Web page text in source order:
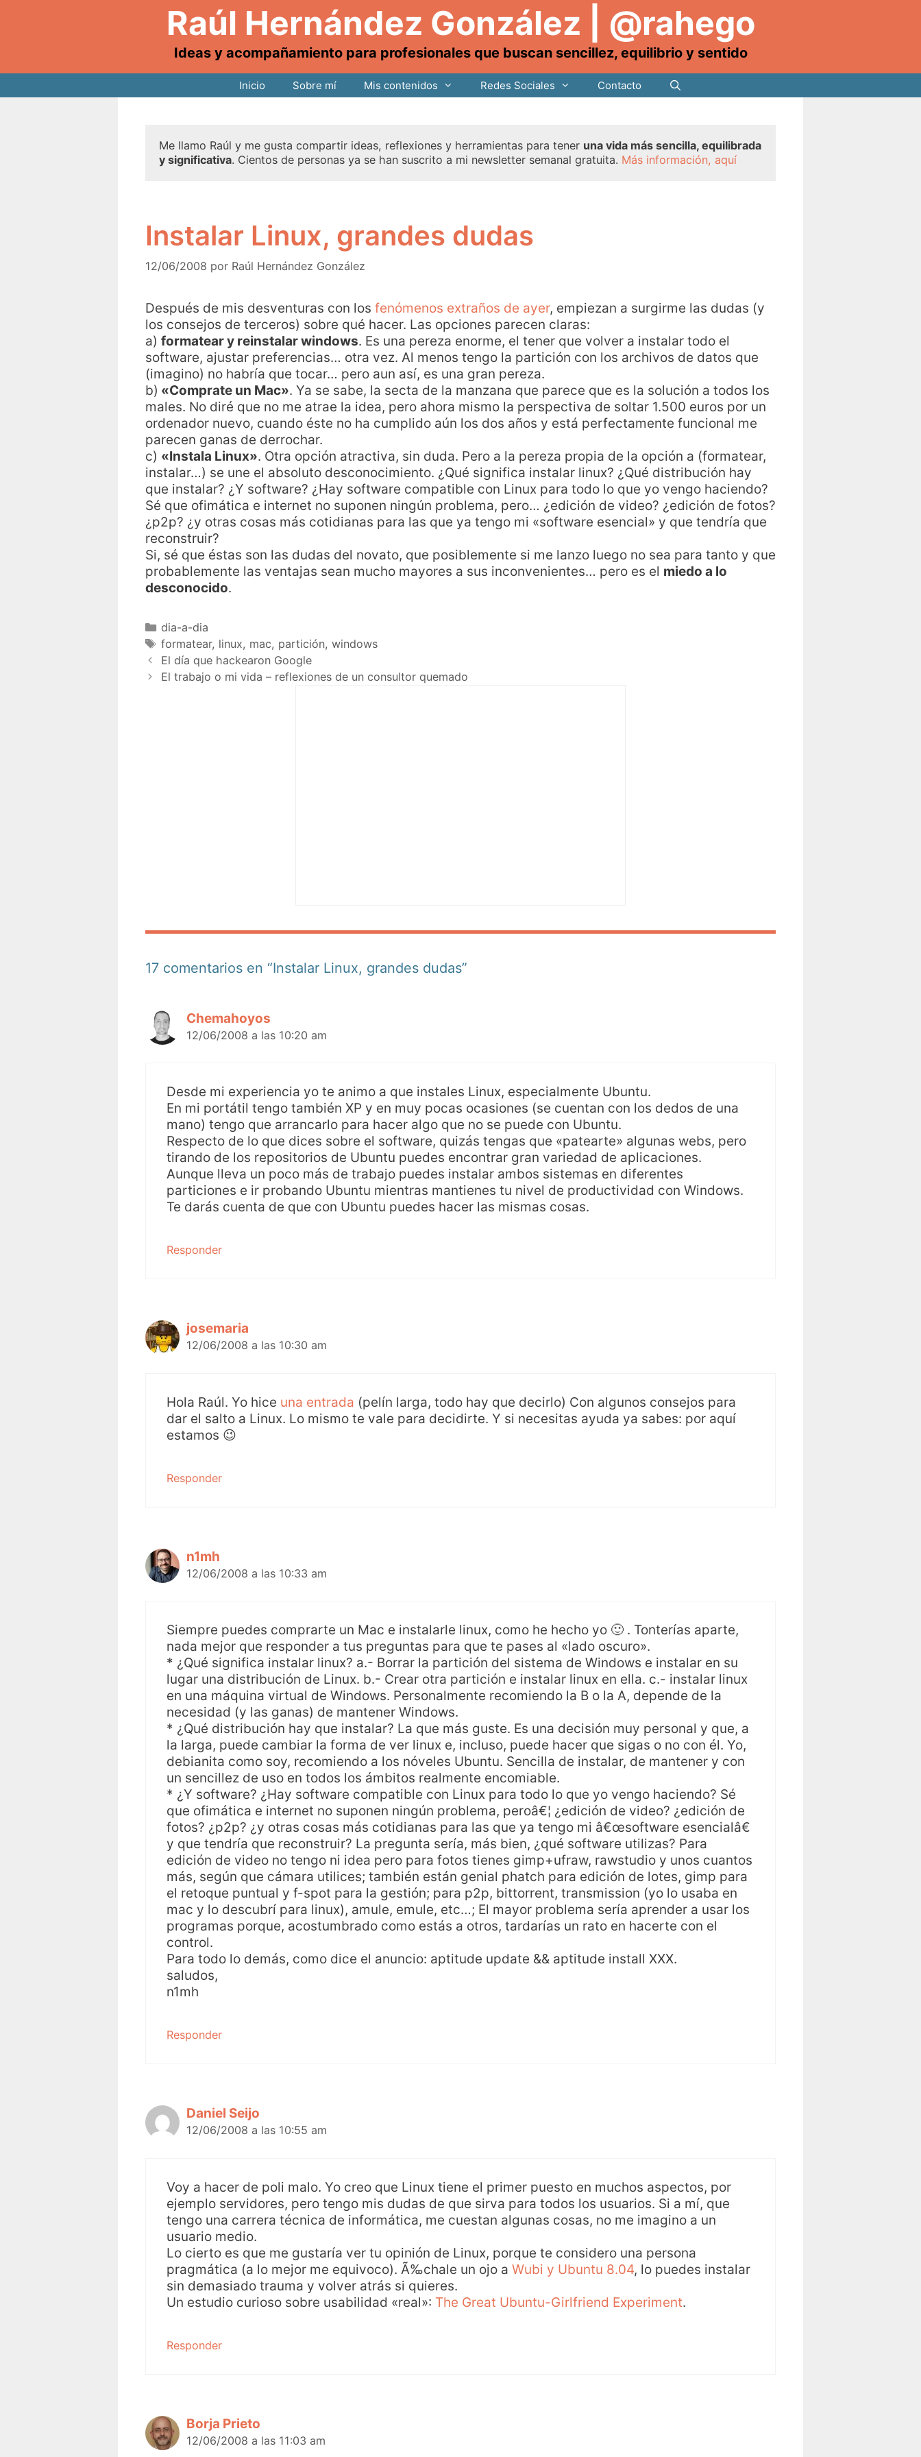
Raúl Hernández González | @rahego
Ideas y acompañamiento para profesionales que buscan sencillez, equilibrio y sentido
Inicio Sobre mí Mis contenidos Redes Sociales Contacto
Me llamo Raúl y me gusta compartir ideas, reflexiones y herramientas para tener una vida más sencilla, equilibrada
y significativa. Cientos de personas ya se han suscrito a mi newsletter semanal gratuita. Más información, aquí
Instalar Linux, grandes dudas
12/06/2008 por Raúl Hernández González
Después de mis desventuras con los fenómenos extraños de ayer, empiezan a surgirme las dudas (y
los consejos de terceros) sobre qué hacer. Las opciones parecen claras:
a) formatear y reinstalar windows. Es una pereza enorme, el tener que volver a instalar todo el
software, ajustar preferencias… otra vez. Al menos tengo la partición con los archivos de datos que
(imagino) no habría que tocar… pero aun así, es una gran pereza.
b) «Comprate un Mac». Ya se sabe, la secta de la manzana que parece que es la solución a todos los
males. No diré que no me atrae la idea, pero ahora mismo la perspectiva de soltar 1.500 euros por un
ordenador nuevo, cuando éste no ha cumplido aún los dos años y está perfectamente funcional me
parecen ganas de derrochar.
c) «Instala Linux». Otra opción atractiva, sin duda. Pero a la pereza propia de la opción a (formatear,
instalar…) se une el absoluto desconocimiento. ¿Qué significa instalar linux? ¿Qué distribución hay
que instalar? ¿Y software? ¿Hay software compatible con Linux para todo lo que yo vengo haciendo?
Sé que ofimática e internet no suponen ningún problema, pero… ¿edición de video? ¿edición de fotos?
¿p2p? ¿y otras cosas más cotidianas para las que ya tengo mi «software esencial» y que tendría que
reconstruir?
Si, sé que éstas son las dudas del novato, que posiblemente si me lanzo luego no sea para tanto y que
probablemente las ventajas sean mucho mayores a sus inconvenientes… pero es el miedo a lo
desconocido.
dia-a-dia
formatear, linux, mac, partición, windows
El día que hackearon Google
El trabajo o mi vida – reflexiones de un consultor quemado
17 comentarios en “Instalar Linux, grandes dudas”
Chemahoyos
12/06/2008 a las 10:20 am
Desde mi experiencia yo te animo a que instales Linux, especialmente Ubuntu.
En mi portátil tengo también XP y en muy pocas ocasiones (se cuentan con los dedos de una
mano) tengo que arrancarlo para hacer algo que no se puede con Ubuntu.
Respecto de lo que dices sobre el software, quizás tengas que «patearte» algunas webs, pero
tirando de los repositorios de Ubuntu puedes encontrar gran variedad de aplicaciones.
Aunque lleva un poco más de trabajo puedes instalar ambos sistemas en diferentes
particiones e ir probando Ubuntu mientras mantienes tu nivel de productividad con Windows.
Te darás cuenta de que con Ubuntu puedes hacer las mismas cosas.
Responder
josemaria
12/06/2008 a las 10:30 am
Hola Raúl. Yo hice una entrada (pelín larga, todo hay que decirlo) Con algunos consejos para
dar el salto a Linux. Lo mismo te vale para decidirte. Y si necesitas ayuda ya sabes: por aquí
estamos 😉
Responder
n1mh
12/06/2008 a las 10:33 am
Siempre puedes comprarte un Mac e instalarle linux, como he hecho yo 🙂 . Tonterías aparte,
nada mejor que responder a tus preguntas para que te pases al «lado oscuro».
* ¿Qué significa instalar linux? a.- Borrar la partición del sistema de Windows e instalar en su
lugar una distribución de Linux. b.- Crear otra partición e instalar linux en ella. c.- instalar linux
en una máquina virtual de Windows. Personalmente recomiendo la B o la A, depende de la
necesidad (y las ganas) de mantener Windows.
* ¿Qué distribución hay que instalar? La que más guste. Es una decisión muy personal y que, a
la larga, puede cambiar la forma de ver linux e, incluso, puede hacer que sigas o no con él. Yo,
debianita como soy, recomiendo a los nóveles Ubuntu. Sencilla de instalar, de mantener y con
un sencillez de uso en todos los ámbitos realmente encomiable.
* ¿Y software? ¿Hay software compatible con Linux para todo lo que yo vengo haciendo? Sé
que ofimática e internet no suponen ningún problema, peroâ€¦ ¿edición de video? ¿edición de
fotos? ¿p2p? ¿y otras cosas más cotidianas para las que ya tengo mi â€œsoftware esencialâ€
y que tendría que reconstruir? La pregunta sería, más bien, ¿qué software utilizas? Para
edición de video no tengo ni idea pero para fotos tienes gimp+ufraw, rawstudio y unos cuantos
más, según que cámara utilices; también están genial phatch para edición de lotes, gimp para
el retoque puntual y f-spot para la gestión; para p2p, bittorrent, transmission (yo lo usaba en
mac y lo descubrí para linux), amule, emule, etc…; El mayor problema sería aprender a usar los
programas porque, acostumbrado como estás a otros, tardarías un rato en hacerte con el
control.
Para todo lo demás, como dice el anuncio: aptitude update && aptitude install XXX.
saludos,
n1mh
Responder
Daniel Seijo
12/06/2008 a las 10:55 am
Voy a hacer de poli malo. Yo creo que Linux tiene el primer puesto en muchos aspectos, por
ejemplo servidores, pero tengo mis dudas de que sirva para todos los usuarios. Si a mí, que
tengo una carrera técnica de informática, me cuestan algunas cosas, no me imagino a un
usuario medio.
Lo cierto es que me gustaría ver tu opinión de Linux, porque te considero una persona
pragmática (a lo mejor me equivoco). Ã‰chale un ojo a Wubi y Ubuntu 8.04, lo puedes instalar
sin demasiado trauma y volver atrás si quieres.
Un estudio curioso sobre usabilidad «real»: The Great Ubuntu-Girlfriend Experiment.
Responder
Borja Prieto
12/06/2008 a las 11:03 am